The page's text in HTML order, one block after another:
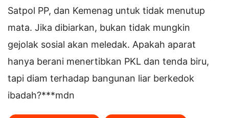
Satpol PP, dan Kemenag untuk tidak menutup
mata. Jika dibiarkan, bukan tidak mungkin
gejolak sosial akan meledak. Apakah aparat
hanya berani menertibkan PKL dan tenda biru,
tapi diam terhadap bangunan liar berkedok
ibadah?***mdn